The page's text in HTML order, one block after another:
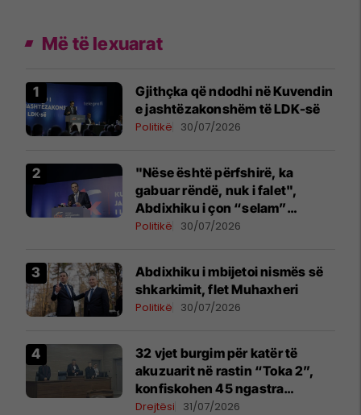
Më të lexuarat
Gjithçka që ndodhi në Kuvendin
e jashtëzakonshëm të LDK-së
Politikë 30/07/2026
"Nëse është përfshirë, ka
gabuar rëndë, nuk i falet",
Abdixhiku i çon “selam”
Përparim Ramës
Politikë 30/07/2026
Abdixhiku i mbijetoi nismës së
shkarkimit, flet Muhaxheri
Politikë 30/07/2026
32 vjet burgim për katër të
akuzuarit në rastin “Toka 2”,
konfiskohen 45 ngastra
kadastrale
Drejtësi 31/07/2026